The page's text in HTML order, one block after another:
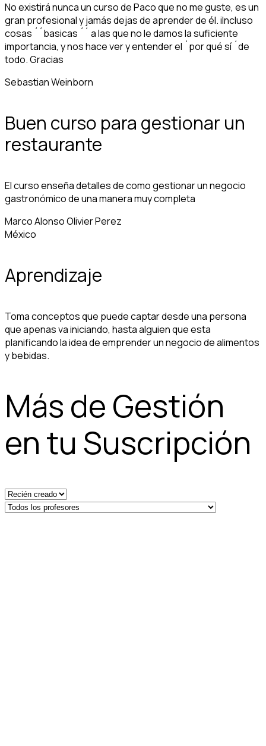
No existirá nunca un curso de Paco que no me guste, es un
gran profesional y jamás dejas de aprender de él. iIncluso
cosas ´´basicas ´´ a las que no le damos la suficiente
importancia, y nos hace ver y entender el ´por qué sí ´de
todo. Gracias
Sebastian Weinborn
Buen curso para gestionar un
restaurante
El curso enseña detalles de como gestionar un negocio
gastronómico de una manera muy completa
Marco Alonso Olivier Perez
México
Aprendizaje
Toma conceptos que puede captar desde una persona
que apenas va iniciando, hasta alguien que esta
planificando la idea de emprender un negocio de alimentos
y bebidas.
Más de Gestión
en tu Suscripción